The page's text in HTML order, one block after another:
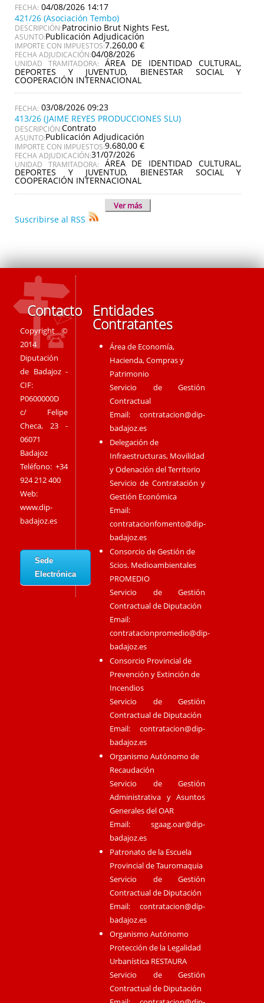
04/08/2026 14:17
421/26 (Asociación Tembo)
DESCRIPCIÓN:Patrocinio Brut Nights Fest,
ASUNTO:Publicación Adjudicación
IMPORTE CON IMPUESTOS:7.260,00 €
FECHA ADJUDICACIÓN:04/08/2026
UNIDAD TRAMITADORA: ÁREA DE IDENTIDAD CULTURAL,
DEPORTES Y JUVENTUD, BIENESTAR SOCIAL Y
COOPERACIÓN INTERNACIONAL
03/08/2026 09:23
413/26 (JAIME REYES PRODUCCIONES SLU)
DESCRIPCIÓN:Contrato
ASUNTO:Publicación Adjudicación
IMPORTE CON IMPUESTOS:9.680,00 €
FECHA ADJUDICACIÓN:31/07/2026
UNIDAD TRAMITADORA: ÁREA DE IDENTIDAD CULTURAL,
DEPORTES Y JUVENTUD, BIENESTAR SOCIAL Y
COOPERACIÓN INTERNACIONAL
Ver más
Suscribirse al RSS
Contacto
Copyright ©
2014
Diputación
de Badajoz -
CIF:
P0600000D
c/ Felipe
Checa, 23 -
06071
Badajoz
Teléfono: +34
924 212 400
Web:
www.dip-
badajoz.es
Sede
Electrónica
Entidades
Contratantes
Área de Economía,
Hacienda, Compras y
Patrimonio
Servicio de Gestión
Contractual
Email:contratacion@dip-
badajoz.es
Delegación de
Infraestructuras, Movilidad
y Odenación del Territorio
Servicio de Contratación y
Gestión Económica
Email:
contratacionfomento@dip-
badajoz.es
Consorcio de Gestión de
Scios. Medioambientales
PROMEDIO
Servicio de Gestión
Contractual de Diputación
Email:
contratacionpromedio@dip-
badajoz.es
Consorcio Provincial de
Prevención y Extinción de
Incendios
Servicio de Gestión
Contractual de Diputación
Email:contratacion@dip-
badajoz.es
Organismo Autónomo de
Recaudación
Servicio de Gestión
Administrativa y Asuntos
Generales del OAR
Email:sgaag.oar@dip-
badajoz.es
Patronato de la Escuela
Provincial de Tauromaquia
Servicio de Gestión
Contractual de Diputación
Email:contratacion@dip-
badajoz.es
Organismo Autónomo
Protección de la Legalidad
Urbanística RESTAURA
Servicio de Gestión
Contractual de Diputación